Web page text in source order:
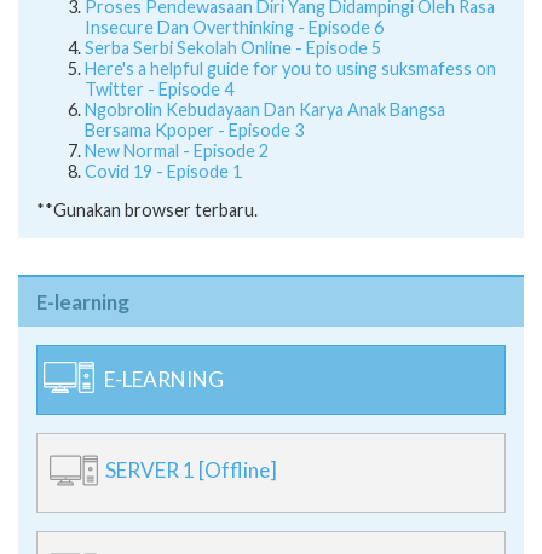
Proses Pendewasaan Diri Yang Didampingi Oleh Rasa
Insecure Dan Overthinking - Episode 6
Serba Serbi Sekolah Online - Episode 5
Here's a helpful guide for you to using suksmafess on
Twitter - Episode 4
Ngobrolin Kebudayaan Dan Karya Anak Bangsa
Bersama Kpoper - Episode 3
New Normal - Episode 2
Covid 19 - Episode 1
**Gunakan browser terbaru.
E-learning
E-LEARNING
SERVER 1 [Offline]